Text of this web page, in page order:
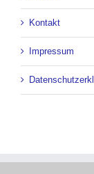
Kontakt
Impressum